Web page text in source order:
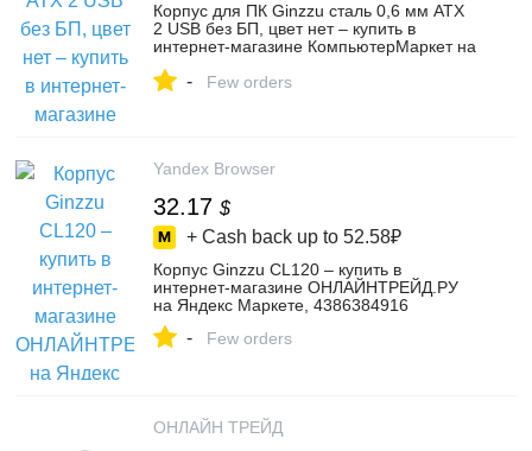
Корпус для ПК Ginzzu сталь 0,6 мм ATX
2 USB без БП, цвет нет – купить в
интернет-магазине КомпьютерМаркет на
- Few orders
Yandex Browser
32.17 $
+ Cash back up to 52.58₽
Корпус Ginzzu CL120 – купить в
интернет-магазине ОНЛАЙНТРЕЙД.РУ
на Яндекс Маркете, 4386384916
- Few orders
ОНЛАЙН ТРЕЙД